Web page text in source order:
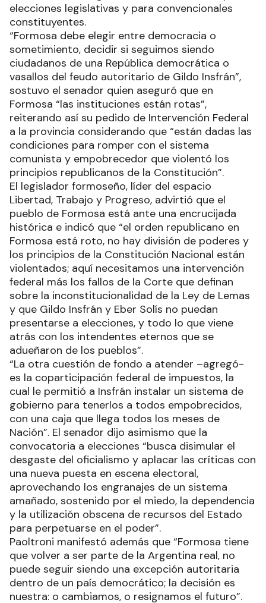
elecciones legislativas y para convencionales
constituyentes.
“Formosa debe elegir entre democracia o
sometimiento, decidir si seguimos siendo
ciudadanos de una República democrática o
vasallos del feudo autoritario de Gildo Insfrán”,
sostuvo el senador quien aseguró que en
Formosa “las instituciones están rotas”,
reiterando así su pedido de Intervención Federal
a la provincia considerando que “están dadas las
condiciones para romper con el sistema
comunista y empobrecedor que violentó los
principios republicanos de la Constitución”.
El legislador formoseño, líder del espacio
Libertad, Trabajo y Progreso, advirtió que el
pueblo de Formosa está ante una encrucijada
histórica e indicó que “el orden republicano en
Formosa está roto, no hay división de poderes y
los principios de la Constitución Nacional están
violentados; aquí necesitamos una intervención
federal más los fallos de la Corte que definan
sobre la inconstitucionalidad de la Ley de Lemas
y que Gildo Insfrán y Eber Solís no puedan
presentarse a elecciones, y todo lo que viene
atrás con los intendentes eternos que se
adueñaron de los pueblos”.
“La otra cuestión de fondo a atender –agregó-
es la coparticipación federal de impuestos, la
cual le permitió a Insfrán instalar un sistema de
gobierno para tenerlos a todos empobrecidos,
con una caja que llega todos los meses de
Nación”. El senador dijo asimismo que la
convocatoria a elecciones “busca disimular el
desgaste del oficialismo y aplacar las críticas con
una nueva puesta en escena electoral,
aprovechando los engranajes de un sistema
amañado, sostenido por el miedo, la dependencia
y la utilización obscena de recursos del Estado
para perpetuarse en el poder”.
Paoltroni manifestó además que “Formosa tiene
que volver a ser parte de la Argentina real, no
puede seguir siendo una excepción autoritaria
dentro de un país democrático; la decisión es
nuestra: o cambiamos, o resignamos el futuro”.